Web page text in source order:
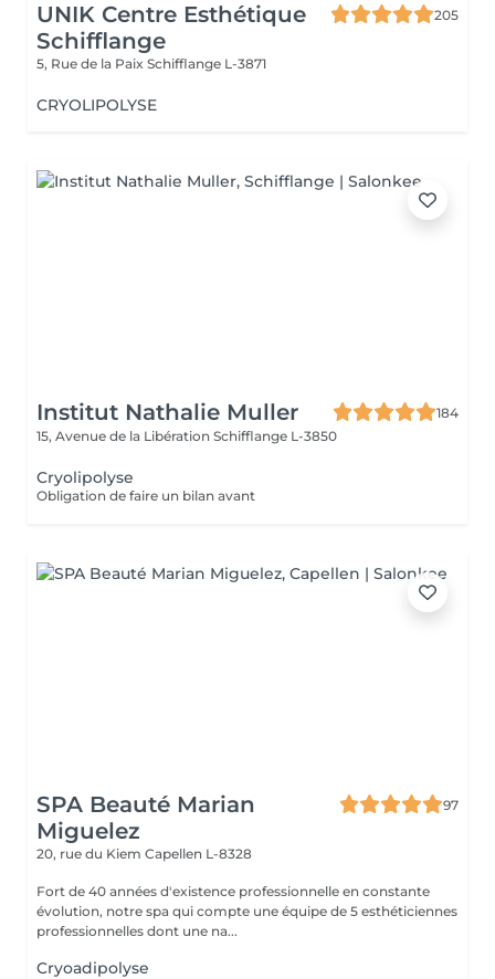
UNIK Centre Esthétique
Schifflange
205
5, Rue de la Paix Schifflange L-3871
CRYOLIPOLYSE
Institut Nathalie Muller
184
15, Avenue de la Libération Schifflange L-3850
Cryolipolyse
Obligation de faire un bilan avant
SPA Beauté Marian
Miguelez
97
20, rue du Kiem Capellen L-8328
Fort de 40 années d'existence professionnelle en constante
évolution, notre spa qui compte une équipe de 5 esthéticiennes
professionnelles dont une na...
Cryoadipolyse